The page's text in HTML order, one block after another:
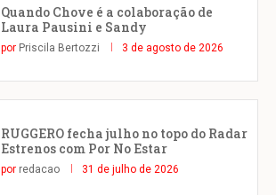
Quando Chove é a colaboração de
Laura Pausini e Sandy
por Priscila Bertozzi 3 de agosto de 2026
RUGGERO fecha julho no topo do Radar
Estrenos com Por No Estar
por redacao 31 de julho de 2026